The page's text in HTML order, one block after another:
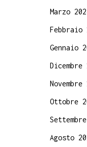
Marzo
Febbraio
Gennaio
Dicembre
Novembre
Ottobre
Agosto